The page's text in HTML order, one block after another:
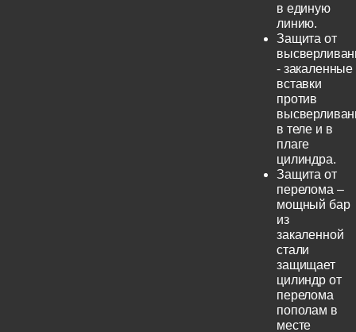
в единую
линию.
Защита от
- закаленные
вставки
против
в теле и в
плаге
цилиндра.
Защита от
перелома –
мощный бар
из
закаленной
стали
защищает
цилиндр от
перелома
пополам в
месте